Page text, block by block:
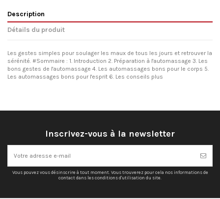
Description
Détails du produit
Les gestes simples pour soulager les maux de tous les jours et retrouver la
sérénité. #Sommaire : 1. Introduction 2. Préparation à l'automassage 3. Les
bons gestes de l'automassage 4. Les automassages bons pour le corps 5.
Les automassages bons pour l'esprit 6. Les conseils plus
Inscrivez-vous à la newsletter
Vous pouvez vous désinscrire à tout moment. Vous trouverez pour cela nos informations de
contact dans les conditions d'utilisation du site.